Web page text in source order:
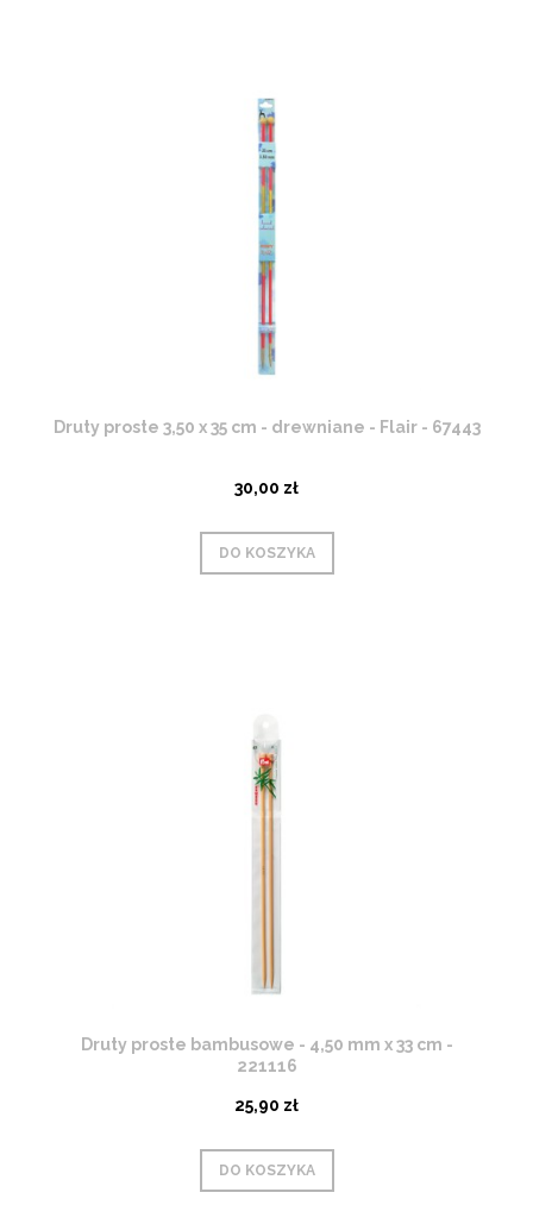
Druty proste 3,50 x 35 cm - drewniane - Flair - 67443
30,00 zł
DO KOSZYKA
Druty proste bambusowe - 4,50 mm x 33 cm -
221116
25,90 zł
DO KOSZYKA